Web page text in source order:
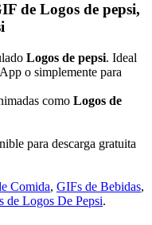
de Logos de pepsi,
Logos de pepsi. Ideal
o simplemente para
como Logos de
para descarga gratuita
Comida, GIFs de Bebidas,
de Logos De Pepsi.